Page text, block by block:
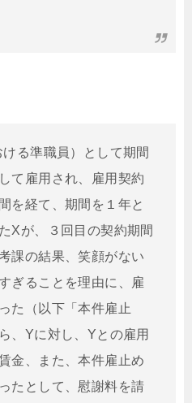
ける準職員）として期間
て雇用され、雇用契約
を経て、期間を１年と
Xが、３回目の契約期間
課の結果、笑顔がない
ぎることを理由に、雇
た（以下「本件雇止
、 Yに対し、 Y との雇用
金、また、本件雇止め
たとして、慰謝料を請